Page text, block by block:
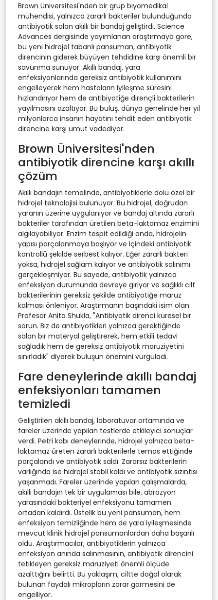
Brown Üniversitesi'nden bir grup biyomedikal
mühendisi, yalnızca zararlı bakteriler bulunduğunda
antibiyotik salan akıllı bir bandaj geliştirdi. Science
Advances dergisinde yayımlanan araştırmaya göre,
bu yeni hidrojel tabanlı pansuman, antibiyotik
direncinin giderek büyüyen tehdidine karşı önemli bir
savunma sunuyor. Akıllı bandaj, yara
enfeksiyonlarında gereksiz antibiyotik kullanımını
engelleyerek hem hastaların iyileşme süresini
hızlandırıyor hem de antibiyotiğe dirençli bakterilerin
yayılmasını azaltıyor. Bu buluş, dünya genelinde her yıl
milyonlarca insanın hayatını tehdit eden antibiyotik
direncine karşı umut vadediyor.
Brown Üniversitesi'nden
antibiyotik direncine karşı akıllı
çözüm
Akıllı bandajın temelinde, antibiyotiklerle dolu özel bir
hidrojel teknolojisi bulunuyor. Bu hidrojel, doğrudan
yaranın üzerine uygulanıyor ve bandaj altında zararlı
bakteriler tarafından üretilen beta-laktamaz enzimini
algılayabiliyor. Enzim tespit edildiği anda, hidrojelin
yapısı parçalanmaya başlıyor ve içindeki antibiyotik
kontrollü şekilde serbest kalıyor. Eğer zararlı bakteri
yoksa, hidrojel sağlam kalıyor ve antibiyotik salınımı
gerçekleşmiyor. Bu sayede, antibiyotik yalnızca
enfeksiyon durumunda devreye giriyor ve sağlıklı cilt
bakterilerinin gereksiz şekilde antibiyotiğe maruz
kalması önleniyor. Araştırmanın başındaki isim olan
Profesör Anita Shukla, "Antibiyotik direnci küresel bir
sorun. Biz de antibiyotikleri yalnızca gerektiğinde
salan bir materyal geliştirerek, hem etkili tedavi
sağladık hem de gereksiz antibiyotik maruziyetini
sınırladık" diyerek buluşun önemini vurguladı.
Fare deneylerinde akıllı bandaj
enfeksiyonları tamamen
temizledi
Geliştirilen akıllı bandaj, laboratuvar ortamında ve
fareler üzerinde yapılan testlerde etkileyici sonuçlar
verdi. Petri kabı deneylerinde, hidrojel yalnızca beta-
laktamaz üreten zararlı bakterilerle temas ettiğinde
parçalandı ve antibiyotik saldı. Zararsız bakterilerin
varlığında ise hidrojel stabil kaldı ve antibiyotik sızıntısı
yaşanmadı. Fareler üzerinde yapılan çalışmalarda,
akıllı bandajın tek bir uygulaması bile, abrazyon
yarasındaki bakteriyel enfeksiyonu tamamen
ortadan kaldırdı. Üstelik bu yeni pansuman, hem
enfeksiyon temizliğinde hem de yara iyileşmesinde
mevcut klinik hidrojel pansumanlardan daha başarılı
oldu. Araştırmacılar, antibiyotiklerin yalnızca
enfeksiyon anında salınmasının, antibiyotik direncini
tetikleyen gereksiz maruziyeti önemli ölçüde
azalttığını belirtti. Bu yaklaşım, ciltte doğal olarak
bulunan faydalı mikropların zarar görmesini de
engelliyor.